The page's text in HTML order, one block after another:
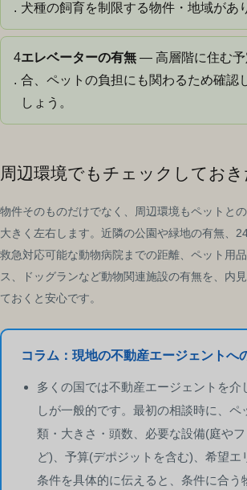
. 犬種の飼育を制限する物件・地域があ
4
.
エレベーターの有無 — 高層階に住む予
合、ペットの負担にも関わるため確認
しょう。
周辺環境でもチェックしておき
物件そのものだけでなく、周辺環境もペットと
大きく左右します。近隣の公園や緑地の有無、
救急対応可能な動物病院までの距離、ペット用
ス、ドッグランなど動物関連施設の有無を、内
ておくと安心です。
コラム：現地の不動産エージェントへ
多くの国では不動産エージェントを介
しが一般的です。最初の相談時に、ペ
類・大きさ・頭数、必要な設備(庭や
ど)、予算(デポジットを含む)、希望エ
条件を具体的に伝えると、条件に合う